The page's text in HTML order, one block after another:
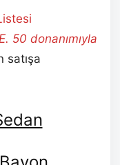
50 donanımıyla
satışa